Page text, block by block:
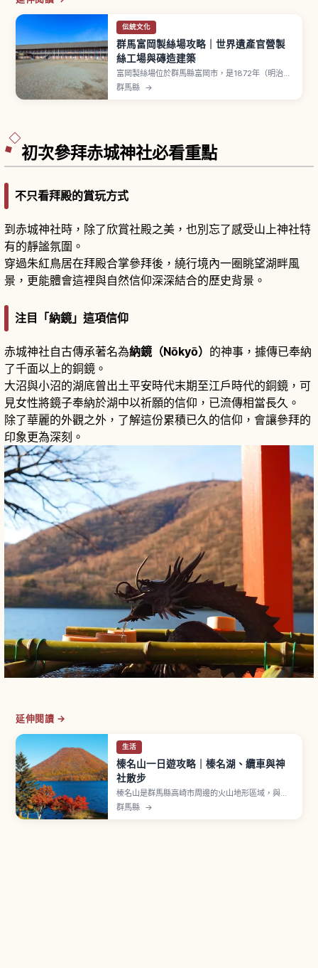
伝統文化
群馬富岡製絲場攻略｜世界遺產官營製
絲工場與磚造建築
富岡製絲場位於群馬縣富岡市，是1872年（明治5
年）設立的官營機械製絲工場，由法國技術者保
羅・布律納指導建造。2014年登錄 UNESCO 世界
群馬縣 →
初次參拜赤城神社必看重點
不只看拜殿的賞玩方式
到赤城神社時，除了欣賞社殿之美，也別忘了感受山上神社特
有的靜謐氛圍。
穿過朱紅鳥居在拜殿合掌參拜後，繞行境內一圈眺望湖畔風
景，更能體會這裡與自然信仰深深結合的歷史背景。
注目「納鏡」這項信仰
赤城神社自古傳承著名為納鏡（Nōkyō） 的神事，據傳已奉納
了千面以上的銅鏡。
大沼與小沼的湖底曾出土平安時代末期至江戶時代的銅鏡，可
見女性將鏡子奉納於湖中以祈願的信仰，已流傳相當長久。
除了華麗的外觀之外，了解這份累積已久的信仰，會讓參拜的
印象更為深刻。
延伸閱讀 →
生活
榛名山一日遊攻略｜榛名湖、纜車與神
社散步
榛名山是群馬縣高崎市周邊的火山地形區域，與赤
城山、妙義山並列「上毛三山」。介紹榛名湖、榛
名富士纜車、榛名神社參道與巨岩老杉景觀，適合
群馬縣 →